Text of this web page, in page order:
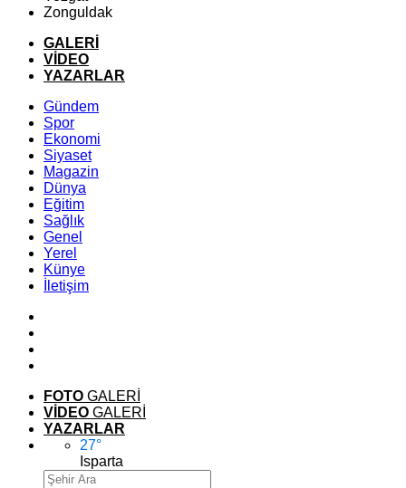
Zonguldak
GALERİ
VİDEO
YAZARLAR
Gündem
Spor
Ekonomi
Siyaset
Magazin
Dünya
Eğitim
Sağlık
Genel
Yerel
Künye
İletişim
FOTO GALERİ
VİDEO GALERİ
YAZARLAR
27°
Isparta